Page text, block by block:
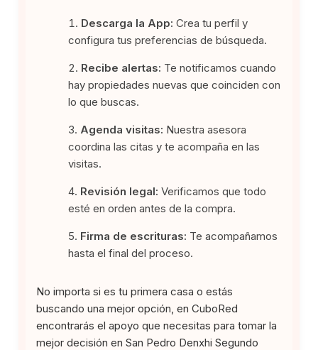
Descarga la App: Crea tu perfil y
configura tus preferencias de búsqueda.
Recibe alertas: Te notificamos cuando
hay propiedades nuevas que coinciden con
lo que buscas.
Agenda visitas: Nuestra asesora
coordina las citas y te acompaña en las
visitas.
Revisión legal: Verificamos que todo
esté en orden antes de la compra.
Firma de escrituras: Te acompañamos
hasta el final del proceso.
No importa si es tu primera casa o estás
buscando una mejor opción, en CuboRed
encontrarás el apoyo que necesitas para tomar la
mejor decisión en San Pedro Denxhi Segundo